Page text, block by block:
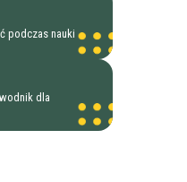
podczas nauki
dla